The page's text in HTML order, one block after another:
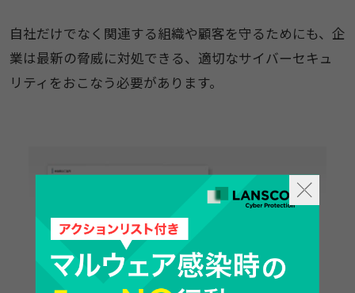
自社だけでなく関連する組織や顧客を守るためにも、企
業は最新の脅威に対処できる、適切なサイバーセキュ
リティをおこなう必要があります。